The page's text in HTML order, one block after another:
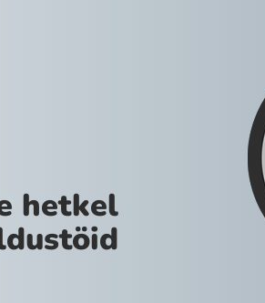
hetkel